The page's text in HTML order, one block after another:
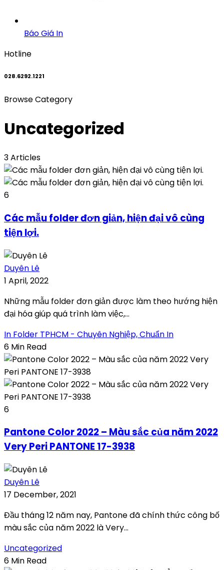
Báo Giá In
Hotline
028.6292.1221
Browse Category
Uncategorized
3 Articles
6
Các mẫu folder đơn giản, hiện đại vô cùng
tiện lợi.
Duyên Lê
1 April, 2022
Những mẫu folder đơn giản được làm theo hướng hiện
đại hóa giúp quá trình làm việc,...
In Folder TPHCM - Chuyên Nghiệp, Chuẩn In
6 Min Read
6
Pantone Color 2022 – Màu sắc của năm 2022
Very Peri PANTONE 17-3938
Duyên Lê
17 December, 2021
Đầu tháng 12 năm nay, Pantone đã chính thức công bố
màu sắc của năm 2022 là Very...
Uncategorized
6 Min Read